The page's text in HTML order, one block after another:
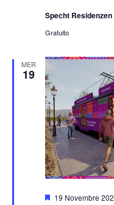
Specht Residenzen
Gratuito
MER
19
S19 Novembre